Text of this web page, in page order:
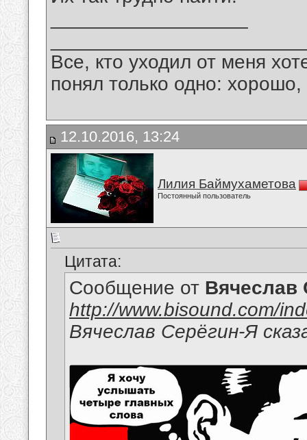
Все, кто уходил от меня
понял только одно:
12.10.2016, 13:24
Лилия Баймухаметова
Постоянный пользователь
Цитата:
Сообщение от Вячеслав
http://www.bisound.com/
Вячеслав Серёгин-Я